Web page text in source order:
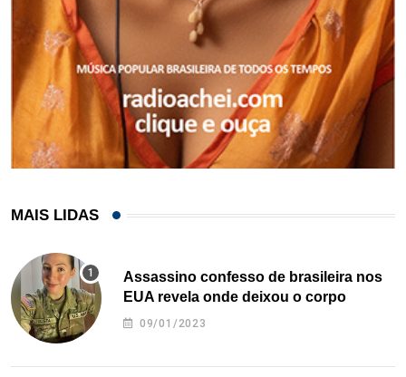
MAIS LIDAS
Assassino confesso de brasileira nos
EUA revela onde deixou o corpo
09/01/2023